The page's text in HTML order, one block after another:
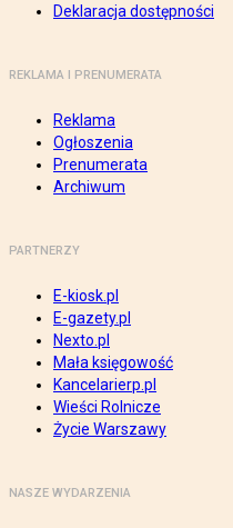
Deklaracja dostępności
REKLAMA I PRENUMERATA
Reklama
Ogłoszenia
Prenumerata
Archiwum
PARTNERZY
E-kiosk.pl
E-gazety.pl
Nexto.pl
Mała księgowość
Kancelarierp.pl
Wieści Rolnicze
Życie Warszawy
NASZE WYDARZENIA